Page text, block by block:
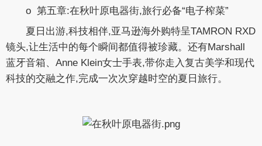
o 第五章:在秋叶原电器街,旅行必备“电子榨菜”
夏日出游,科技相伴,亚马逊海外购特呈TAMRON RXD
镜头,让生活中的每个瞬间都值得被珍藏。还有Marshall
蓝牙音箱、Anne Klein女士手表,带你走入复古美学和现代
科技的交融之作,完成一次次穿越时空的夏日旅行。